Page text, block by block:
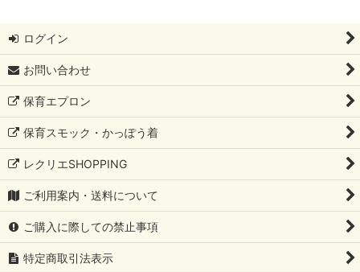
ログイン
お問い合わせ
保育エプロン
保育スモック・かっぽう着
レクリエSHOPPING
ご利用案内・送料について
ご購入に際しての禁止事項
特定商取引法表示